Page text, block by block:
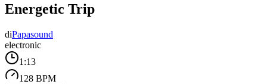
Energetic Trip
diPapasound
electronic
1:13
128 BPM